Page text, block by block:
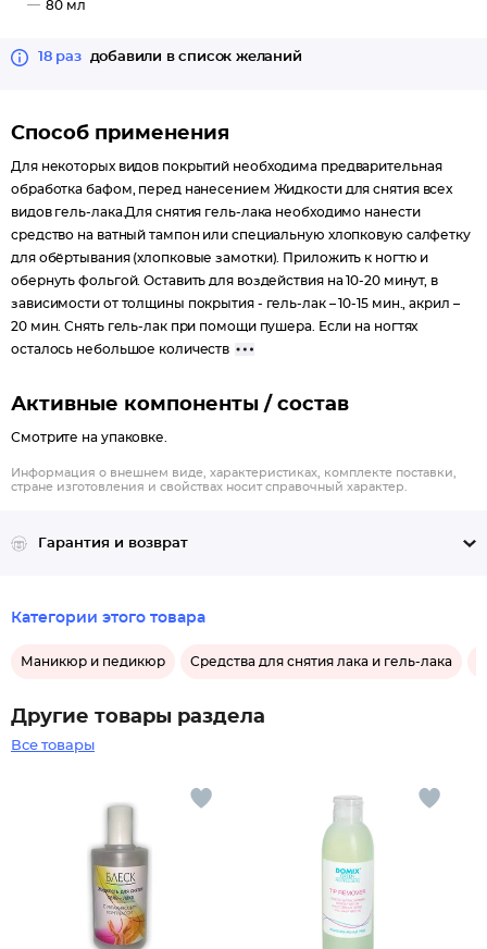
80 мл
18 раз добавили в список желаний
Способ применения
Для некоторых видов покрытий необходима предварительная
обработка бафом, перед нанесением Жидкости для снятия всех
видов гель-лака.Для снятия гель-лака необходимо нанести
средство на ватный тампон или специальную хлопковую салфетку
для обёртывания (хлопковые замотки). Приложить к ногтю и
обернуть фольгой. Оставить для воздействия на 10-20 минут, в
зависимости от толщины покрытия - гель-лак – 10-15 мин., акрил –
20 мин. Снять гель-лак при помощи пушера. Если на ногтях
осталось небольшое количеств
Активные компоненты / состав
Смотрите на упаковке.
Информация о внешнем виде, характеристиках, комплекте поставки,
стране изготовления и свойствах носит справочный характер.
Гарантия и возврат
Категории этого товара
Маникюр и педикюр Средства для снятия лака и гель-лака
Другие товары раздела
Все товары